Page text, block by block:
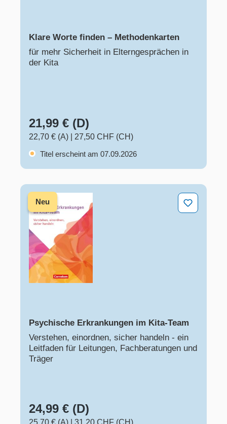
Klare Worte finden – Methodenkarten
für mehr Sicherheit in Elterngesprächen in
der Kita
21,99 € (D)
22,70 € (A)
27,50 CHF (CH)
Titel erscheint am 07.09.2026
Psychische Erkrankungen im Kita-Team
Neu
Psychische Erkrankungen im Kita-Team
Verstehen, einordnen, sicher handeln - ein
Leitfaden für Leitungen, Fachberatungen und
Träger
24,99 € (D)